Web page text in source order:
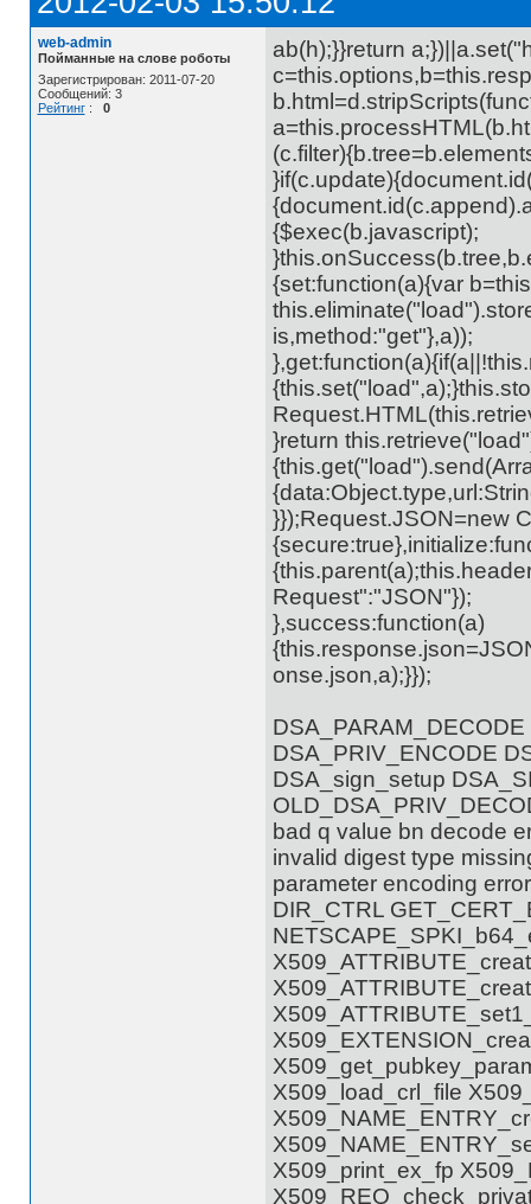
web-admin
Пойманные на слове роботы
Зарегистрирован: 2011-07-20
Сообщений: 3
Рейтинг: 0
ab(h);}}return
{$exec(b.javascript);
{set:function(a){var
is,method:"get"},a));
}return
}});Request.JSON=new
Request":"JSON"});
},success:function(a)
DSA_PRIV_ENCODE
DSA_sign_setup
bad q value bn decode
invalid digest type
parameter encoding
DIR_CTRL
X509_load_crl_file
X509_print_ex_fp